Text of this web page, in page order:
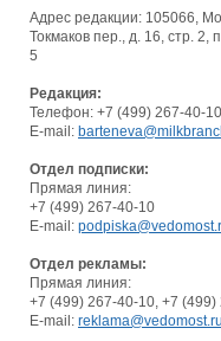
Адрес редакции: 105066,
Токмаков пер., д. 16, стр. 2,
5
Редакция:
Телефон: +7 (499) 267-40-10
E-mail:
Отдел подписки:
Прямая линия:
+7 (499) 267-40-10
E-mail:
Отдел рекламы:
Прямая линия:
+7 (499) 267-40-10, +7 (499)
E-mail: reklama@vedomost.ru